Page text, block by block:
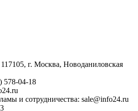
г. Москва, Новоданиловская
578-04-18
и сотрудничества: sale@info24.ru